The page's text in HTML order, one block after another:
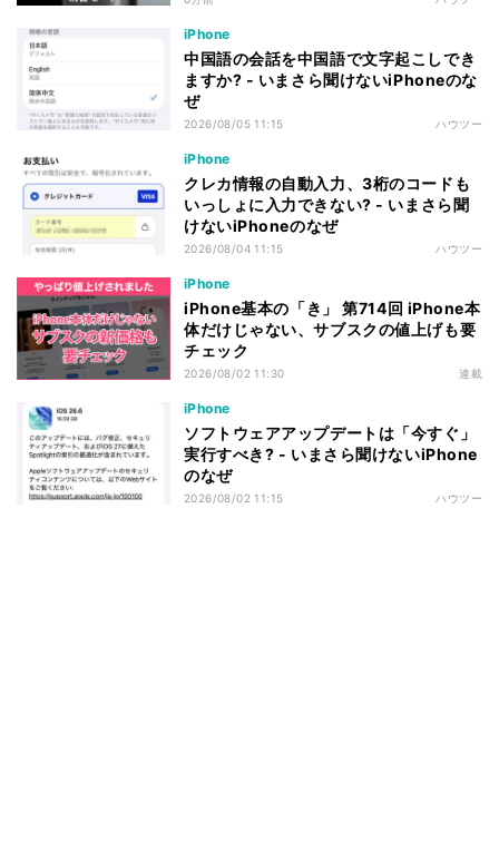
iPhone
中国語の会話を中国語で文字起こしでき
ますか? - いまさら聞けないiPhoneのな
ぜ
2026/08/05 11:15 ハウツー
iPhone
クレカ情報の自動入力、3桁のコードも
いっしょに入力できない? - いまさら聞
けないiPhoneのなぜ
2026/08/04 11:15 ハウツー
iPhone
iPhone基本の「き」 第714回 iPhone本
体だけじゃない、サブスクの値上げも要
チェック
2026/08/02 11:30 連載
iPhone
ソフトウェアアップデートは「今すぐ」
実行すべき? - いまさら聞けないiPhone
のなぜ
2026/08/02 11:15 ハウツー